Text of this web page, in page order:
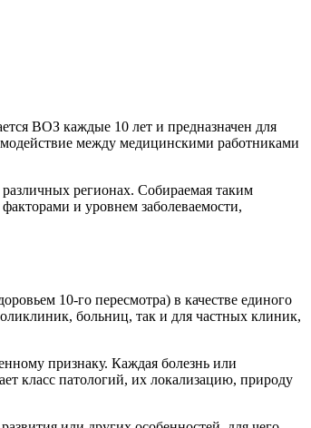
ВОЗ каждые 10 лет и предназначен для
между медицинскими работниками
различных регионах. Собираемая таким
и уровнем заболеваемости,
10-го пересмотра) в качестве единого
больниц, так и для частных клиник,
признаку. Каждая болезнь или
класс патологий, их локализацию, природу